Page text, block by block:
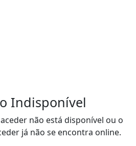
Indisponível
não está disponível ou o
já não se encontra online.